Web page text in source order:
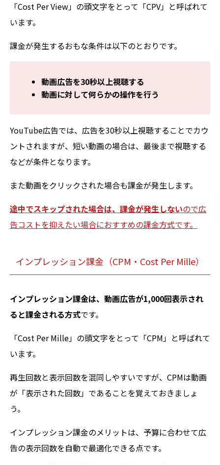
「Cost Per View」の頭文字をとって「CPV」と呼ばれて
います。
課金が発生するおもな条件は以下のとおりです。
動画広告を30秒以上視聴する
動画に対して何らかの操作を行う
YouTube広告では、広告を30秒以上視聴することでカウ
ントされますが、短い動画の場合は、最後まで視聴する
などが条件となります。
また動画をクリックされた場合も課金が発生します。
途中でスキップされた場合は、課金が発生しないので広
告コストを抑えたい場合におすすめの課金方式です。
インプレッション課金（CPM・Cost Per Mille）
インプレッション課金は、動画広告が1,000回表示され
ると課金される方式です。
「Cost Per Mille」の頭文字をとって「CPM」と呼ばれて
います。
再生回数と表示回数を混同しやすいですが、CPMは動画
が「表示された回数」であることを覚えておきましょ
う。
インプレッション課金のメリットは、予算に合わせて広
告の表示回数を自動で最適化できる点です。